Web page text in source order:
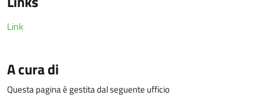
Link
A cura di
Questa pagina è gestita dal seguente ufficio